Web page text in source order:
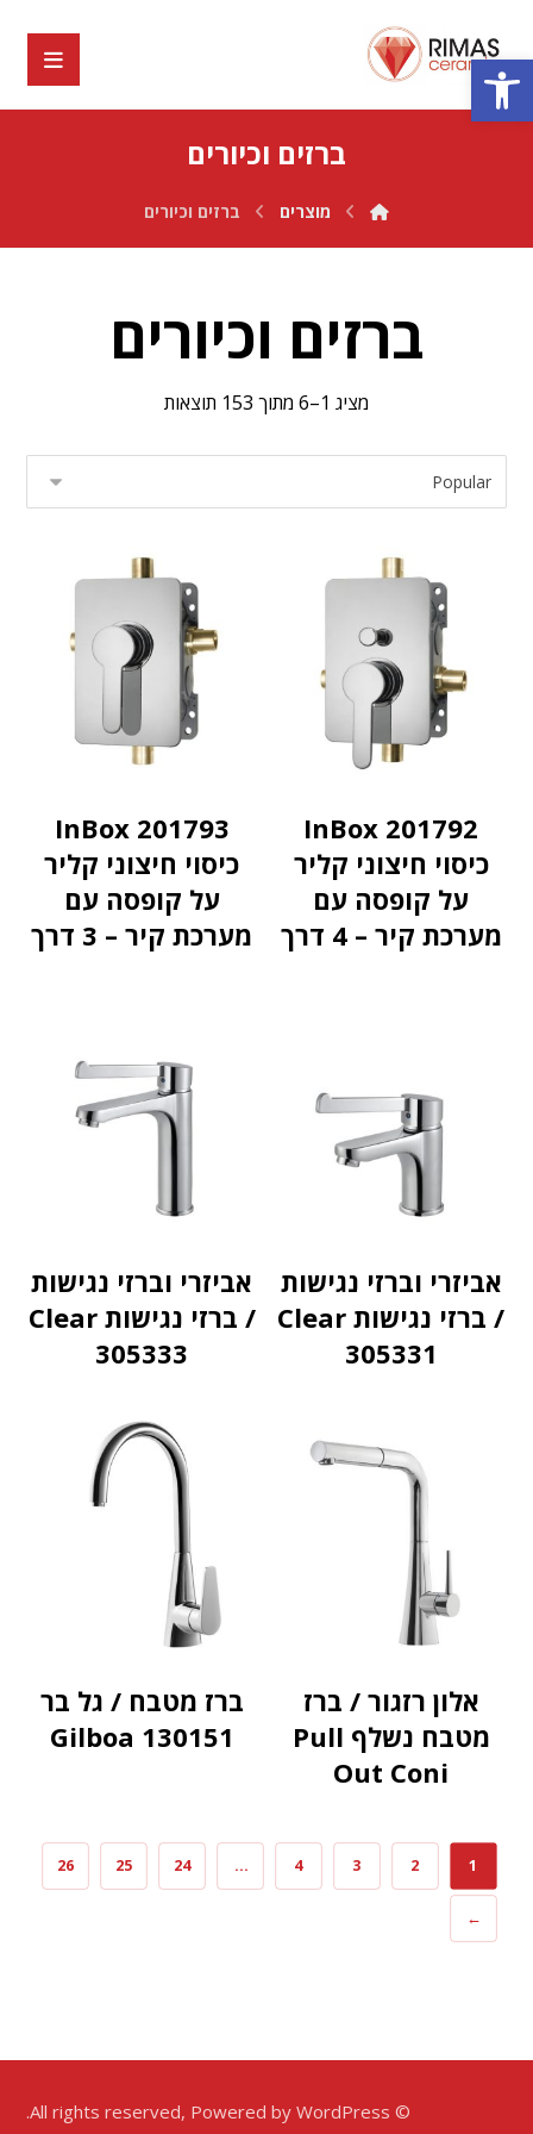
פתח סרגל נגישות
ברזים וכיורים
מוצרים ברזים וכיורים
ברזים וכיורים
מציג 1–6 מתוך 153 תוצאות
InBox 201792
כיסוי חיצוני קליר
על קופסה עם
מערכת קיר – 4 דרך
InBox 201793
כיסוי חיצוני קליר
על קופסה עם
מערכת קיר – 3 דרך
אביזרי וברזי נגישות
/ ברזי נגישות Clear
305331
אביזרי וברזי נגישות
/ ברזי נגישות Clear
305333
אלון רזגור / ברז
מטבח נשלף Pull
Out Coni
ברז מטבח / גל בר
Gilboa 130151
1
2
3
4
…
24
25
26
←
© All rights reserved, Powered by WordPress.